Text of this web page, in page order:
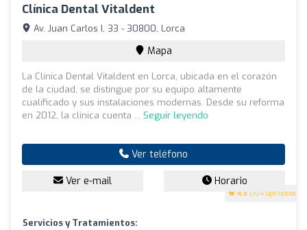
Clínica Dental Vitaldent
4.5 (104 opiniones)
Av. Juan Carlos I, 33 - 30800, Lorca
Mapa
La Clínica Dental Vitaldent en Lorca, ubicada en el corazón
de la ciudad, se distingue por su equipo altamente
cualificado y sus instalaciones modernas. Desde su reforma
en 2012, la clínica cuenta ... Seguir leyendo
Ver teléfono
Ver e-mail Horario
Servicios y Tratamientos: